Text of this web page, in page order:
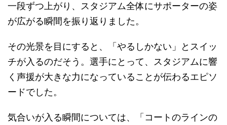
一段ずつ上がり、スタジアム全体にサポーターの姿
が広がる瞬間を振り返りました。
その光景を目にすると、「やるしかない」とスイッ
チが入るのだそう。選手にとって、スタジアムに響
く声援が大きな力になっていることが伝わるエピソ
ードでした。
気合いが入る瞬間については、「コートのラインの